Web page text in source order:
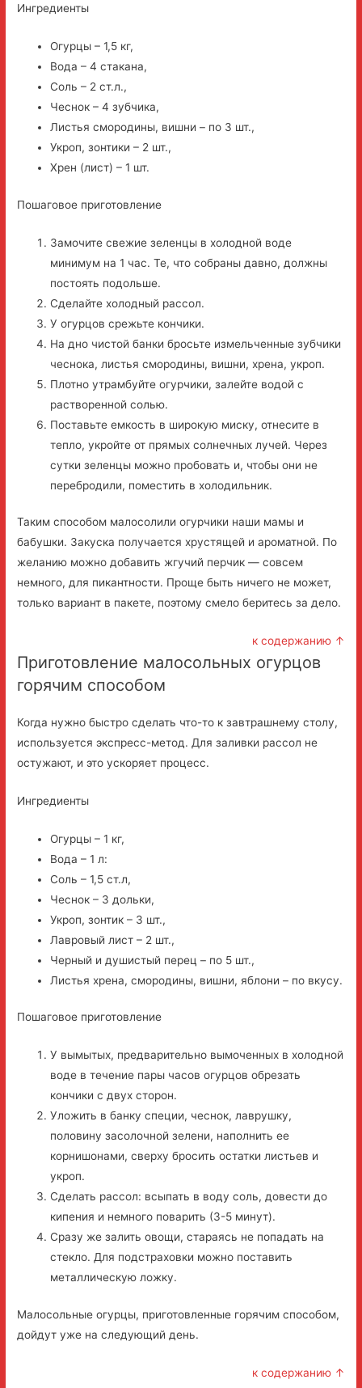
Ингредиенты
Огурцы – 1,5 кг,
Вода – 4 стакана,
Соль – 2 ст.л.,
Чеснок – 4 зубчика,
Листья смородины, вишни – по 3 шт.,
Укроп, зонтики – 2 шт.,
Хрен (лист) – 1 шт.
Пошаговое приготовление
Замочите свежие зеленцы в холодной воде
минимум на 1 час. Те, что собраны давно, должны
постоять подольше.
Сделайте холодный рассол.
У огурцов срежьте кончики.
На дно чистой банки бросьте измельченные зубчики
чеснока, листья смородины, вишни, хрена, укроп.
Плотно утрамбуйте огурчики, залейте водой с
растворенной солью.
Поставьте емкость в широкую миску, отнесите в
тепло, укройте от прямых солнечных лучей. Через
сутки зеленцы можно пробовать и, чтобы они не
перебродили, поместить в холодильник.
Таким способом малосолили огурчики наши мамы и
бабушки. Закуска получается хрустящей и ароматной. По
желанию можно добавить жгучий перчик — совсем
немного, для пикантности. Проще быть ничего не может,
только вариант в пакете, поэтому смело беритесь за дело.
к содержанию ↑
Приготовление малосольных огурцов
горячим способом
Когда нужно быстро сделать что-то к завтрашнему столу,
используется экспресс-метод. Для заливки рассол не
остужают, и это ускоряет процесс.
Ингредиенты
Огурцы – 1 кг,
Вода – 1 л:
Соль – 1,5 ст.л,
Чеснок – 3 дольки,
Укроп, зонтик – 3 шт.,
Лавровый лист – 2 шт.,
Черный и душистый перец – по 5 шт.,
Листья хрена, смородины, вишни, яблони – по вкусу.
Пошаговое приготовление
У вымытых, предварительно вымоченных в холодной
воде в течение пары часов огурцов обрезать
кончики с двух сторон.
Уложить в банку специи, чеснок, лаврушку,
половину засолочной зелени, наполнить ее
корнишонами, сверху бросить остатки листьев и
укроп.
Сделать рассол: всыпать в воду соль, довести до
кипения и немного поварить (3-5 минут).
Сразу же залить овощи, стараясь не попадать на
стекло. Для подстраховки можно поставить
металлическую ложку.
Малосольные огурцы, приготовленные горячим способом,
дойдут уже на следующий день.
к содержанию ↑